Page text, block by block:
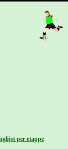
per etappe